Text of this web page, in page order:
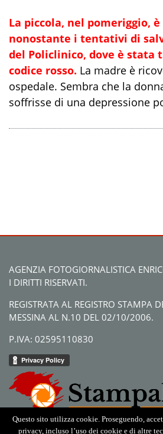
La piccola, nel pomeriggio,
nonostante i tentativi di
del Policlinico, dove è stata
codice rosso. La madre è
ospedale. Sembra che la
soffrisse di una depressione
AGENZIA FOTOGIORNALISTICA
I DIRITTI RISERVATI.
REGISTRATA AL REGISTRO STAMPA
MESSINA AL N.10 DEL 02/10/2006.
P.IVA: 02595110830
Questo sito utilizza cookie. Proseguendo,
privacy, incluso l’uso dei cookie e di altre